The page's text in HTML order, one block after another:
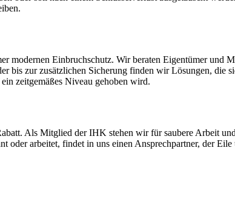
modernen Einbruchschutz. Wir beraten Eigentümer und
bis zur zusätzlichen Sicherung finden wir Lösungen, die
zeitgemäßes Niveau gehoben wird.
Als Mitglied der IHK stehen wir für saubere Arbeit
arbeitet, findet in uns einen Ansprechpartner, der